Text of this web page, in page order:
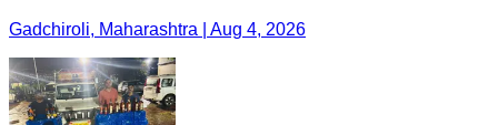
Gadchiroli, Maharashtra | Aug 4, 2026